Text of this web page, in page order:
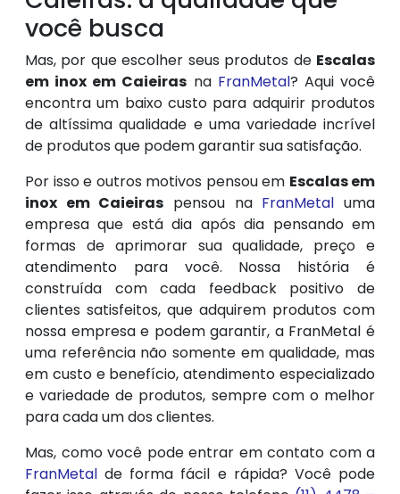
você busca
Mas, por que escolher seus produtos de Escalas
em inox em Caieiras na FranMetal? Aqui você
encontra um baixo custo para adquirir produtos
de altíssima qualidade e uma variedade incrível
de produtos que podem garantir sua satisfação.
Por isso e outros motivos pensou em Escalas em
inox em Caieiras pensou na FranMetal uma
empresa que está dia após dia pensando em
formas de aprimorar sua qualidade, preço e
atendimento para você. Nossa história é
construída com cada feedback positivo de
clientes satisfeitos, que adquirem produtos com
nossa empresa e podem garantir, a FranMetal é
uma referência não somente em qualidade, mas
em custo e benefício, atendimento especializado
e variedade de produtos, sempre com o melhor
para cada um dos clientes.
Mas, como você pode entrar em contato com a
FranMetal de forma fácil e rápida? Você pode